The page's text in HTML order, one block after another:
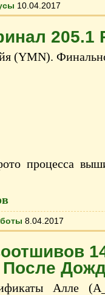
10.04.2017
205.1
(YMN).
процесса
8.04.2017
После
Алле